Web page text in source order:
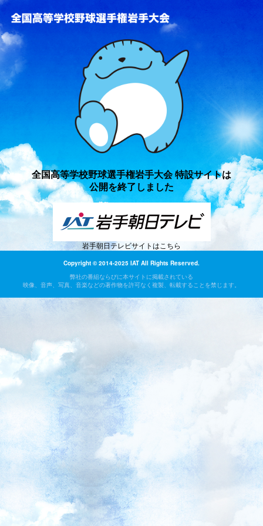
全国高等学校野球選手権岩手大会 特設サイトは
公開を終了しました
岩手朝日テレビサイトはこちら
Copyright © 2014-2025 IAT All Rights Reserved.
弊社の番組ならびに本サイトに掲載されている
映像、音声、写真、音楽などの著作物を許可なく複製、転載することを禁じます。